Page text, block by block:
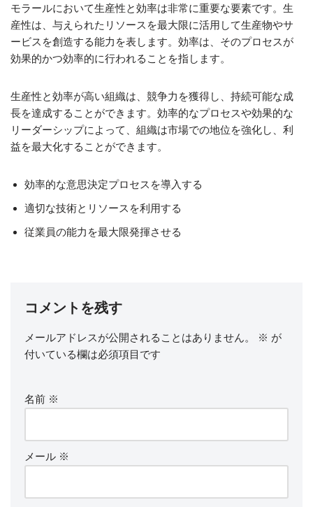
モラールにおいて生産性と効率は非常に重要な要素です。生
産性は、与えられたリソースを最大限に活用して生産物やサ
ービスを創造する能力を表します。効率は、そのプロセスが
効果的かつ効率的に行われることを指します。
生産性と効率が高い組織は、競争力を獲得し、持続可能な成
長を達成することができます。効率的なプロセスや効果的な
リーダーシップによって、組織は市場での地位を強化し、利
益を最大化することができます。
効率的な意思決定プロセスを導入する
適切な技術とリソースを利用する
従業員の能力を最大限発揮させる
コメントを残す
メールアドレスが公開されることはありません。 ※ が
付いている欄は必須項目です
名前 ※
メール ※